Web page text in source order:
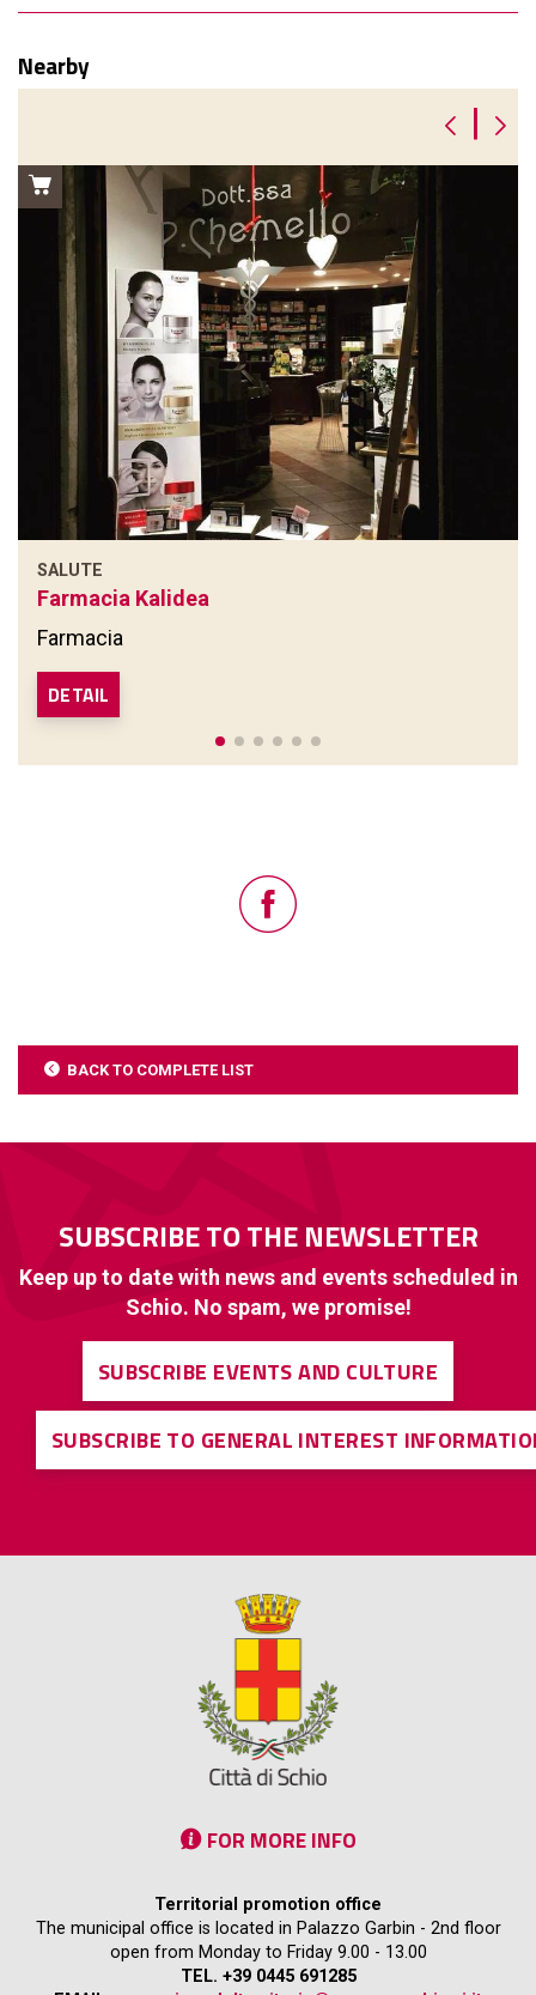
Nearby
SALUTE
Farmacia Kalidea
Farmacia
DETAIL
|
BACK TO COMPLETE LIST
SUBSCRIBE TO THE NEWSLETTER
Keep up to date with news and events scheduled in
Schio. No spam, we promise!
SUBSCRIBE EVENTS AND CULTURE
SUBSCRIBE TO GENERAL INTEREST
FOR MORE INFO
Territorial promotion office
The municipal office is located in Palazzo Garbin - 2nd floor
open from Monday to Friday 9.00 - 13.00
TEL. +39 0445 691285